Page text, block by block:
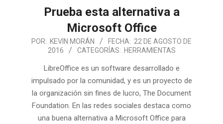
Prueba esta alternativa a
Microsoft Office
POR: KEVIN MORÁN FECHA: 22 DE AGOSTO DE
2016
CATEGORÍAS: HERRAMIENTAS
LibreOffice es un software desarrollado e
impulsado por la comunidad, y es un proyecto de
la organización sin fines de lucro, The Document
Foundation. En las redes sociales destaca como
una buena alternativa a Microsoft Office para